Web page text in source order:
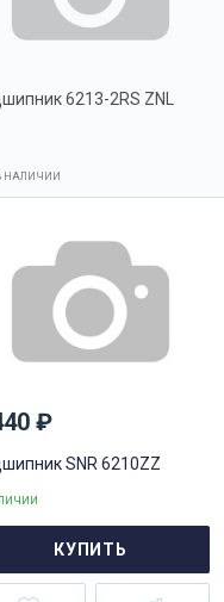
6213-2RS ZNL
НАЛИЧИИ
₽
SNR 6210ZZ
КУПИТЬ